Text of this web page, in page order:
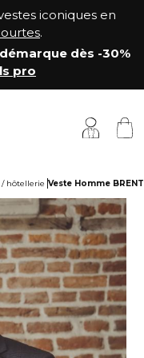
iconiques en
.
dès -30%
pro
/ hôtellerie Veste Homme BRENT